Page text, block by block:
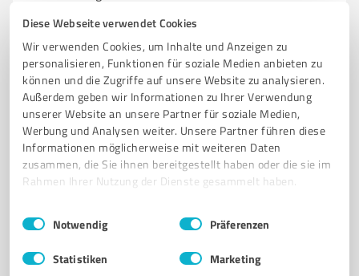
Diese Webseite verwendet Cookies
Wir verwenden Cookies, um Inhalte und Anzeigen zu
personalisieren, Funktionen für soziale Medien anbieten zu
können und die Zugriffe auf unsere Website zu analysieren.
Außerdem geben wir Informationen zu Ihrer Verwendung
unserer Website an unsere Partner für soziale Medien,
Werbung und Analysen weiter. Unsere Partner führen diese
Informationen möglicherweise mit weiteren Daten
zusammen, die Sie ihnen bereitgestellt haben oder die sie im
Rahmen Ihrer Nutzung der Dienste gesammelt haben.
Impressum Datenschutzbestimmungen
Einwilligungsauswahl
Notwendig Präferenzen
Statistiken Marketing
KIEFERORTHOPÄDIE LINGUALTECHNIK
BEHANDLUNG VON KINDERN UND ERWACHSENEN
Schiffertorsstraße 45, 21682 Stade
info@kfo-stade.de www.kfo-stade.de/
4,70 / 5,00
60Bewertungen (1 Quelle)
Orthopädische Gemeinschaftspraxis Stade